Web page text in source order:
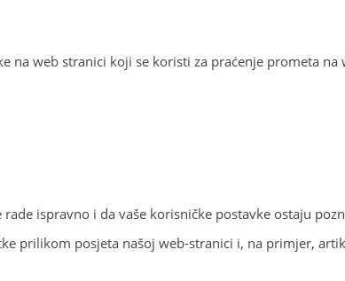
na web stranici koji se koristi za praćenje prometa
ispravno i da vaše korisničke postavke ostaju
prilikom posjeta našoj web-stranici i, na primjer,